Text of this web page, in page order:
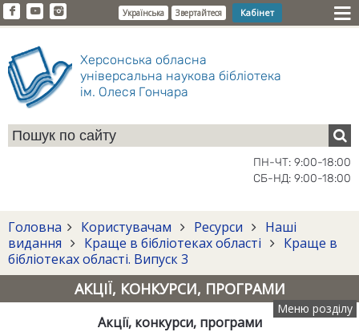
Українська Звертайтеся Кабінет
Херсонська обласна
універсальна наукова бібліотека
ім. Олеся Гончара
ПН-ЧТ: 9:00-18:00
СБ-НД: 9:00-18:00
Головна Користувачам Ресурси
Наші
видання
Краще в бібліотеках області
Краще в
бібліотеках області. Випуск 3
АКЦІЇ, КОНКУРСИ, ПРОГРАМИ
Меню розділу
Акції, конкурси, програми